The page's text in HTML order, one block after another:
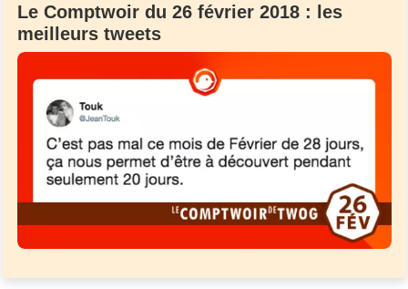
Le Comptwoir du 26 février 2018 : les
meilleurs tweets